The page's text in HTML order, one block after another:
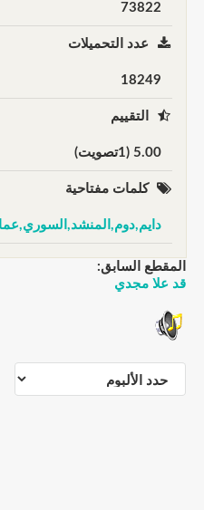
73822
عدد التحميلات
18249
التقييم
5.00 (1تصويت)
كلمات مفتاحية
المقطع السابق:
قد علا مجدي